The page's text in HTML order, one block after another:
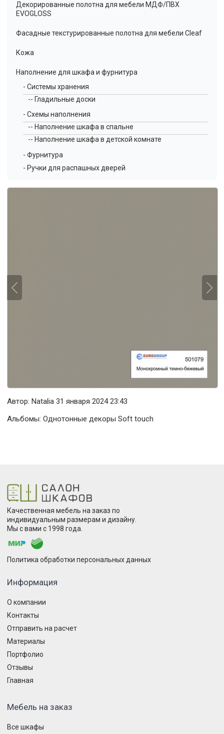
Декорированные полотна для мебели МДФ/ПВХ
EVOGLOSS
Фасадные текстурированные полотна для мебели Cleaf
Кожа
Наполнение для шкафа и фурнитура
- Системы хранения
-- Гладильные доски
- Схемы наполнения
-- Наполнение шкафа в спальне
-- Наполнение шкафа в детской комнате
- Фурнитура
- Ручки для распашных дверей
Автор: Natalia 31 января 2024 23:43
Альбомы: Однотонные декоры Soft touch
Качественная мебель на заказ по
индивидуальным размерам и дизайну.
Мы с вами с 1998 года.
Политика обработки персональных данных
Информация
О компании
Контакты
Отправить на расчет
Материалы
Портфолио
Отзывы
Главная
Мебель на заказ
Все шкафы